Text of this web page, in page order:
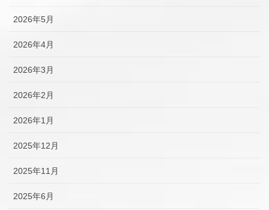
2026年5月
2026年4月
2026年3月
2026年2月
2026年1月
2025年12月
2025年11月
2025年6月